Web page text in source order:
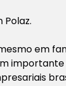
Polaz.
em